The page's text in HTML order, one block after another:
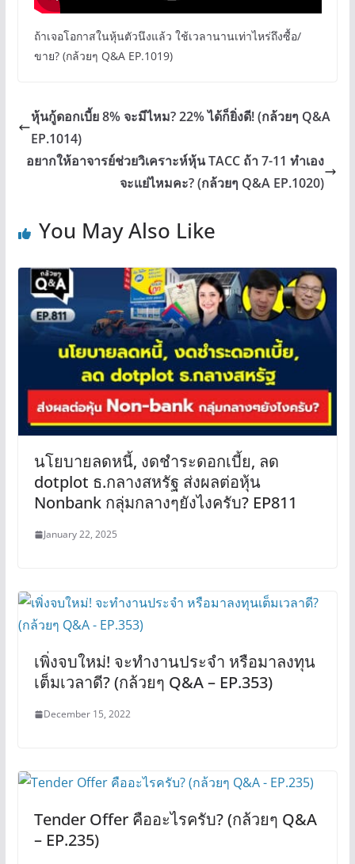
ถ้าเจอโอกาสในหุ้นตัวนึงแล้ว ใช้เวลานานเท่าไหร่ถึงซื้อ/
ขาย? (กล้วยๆ Q&A EP.1019)
หุ้นกู้ดอกเบี้ย 8% จะมีไหม? 22% ได้ก็ยิ่งดี! (กล้วยๆ Q&A
EP.1014)
อยากให้อาจารย์ช่วยวิเคราะห์หุ้น TACC ถ้า 7-11 ทำเอง
จะแย่ไหมคะ? (กล้วยๆ Q&A EP.1020)
You May Also Like
นโยบายลดหนี้, งดชำระดอกเบี้ย, ลด
dotplot ธ.กลางสหรัฐ ส่งผลต่อหุ้น
Nonbank กลุ่มกลางๆยังไงครับ? EP811
January 22, 2025
เพิ่งจบใหม่! จะทำงานประจำ หรือมาลงทุน
เต็มเวลาดี? (กล้วยๆ Q&A – EP.353)
December 15, 2022
Tender Offer คืออะไรครับ? (กล้วยๆ Q&A
– EP.235)